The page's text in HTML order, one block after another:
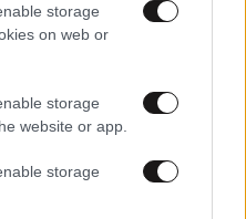
storage
on web or
storage
website or app.
storage